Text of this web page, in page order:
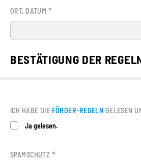
ORT, DATUM *
BESTÄTIGUNG DER
ICH HABE DIE FÖRDER-REGELN GELESEN
Ja gelesen.
SPAMSCHUTZ *